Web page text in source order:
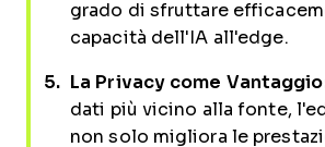
grado di sfruttare
capacità dell'IA all'edge.
La Privacy come
dati più vicino alla fonte,
non solo migliora le